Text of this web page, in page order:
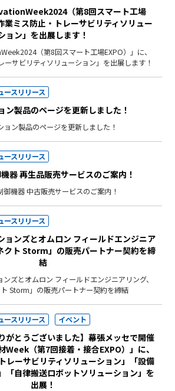
（第8回スマート工場
業ミス防止・トレーサビリティソリュー
ョン」を出展します！
（第8回スマート工場EXPO）」に、
ーサビリティソリューション」を出展します！
ースリリース
ン製品のページを更新しました！
ョン製品のページを更新しました！
ースリリース
器 再生品販売サービスのご案内！
御機器 中古販売サービスのご案内！
ースリリース
ョンズとオムロン フィールドエンジニア
クト Storm」の販売パートナー契約を締
結
ズとオムロン フィールドエンジニアリング、
ト Storm」の販売パートナー契約を締結
ースリリース イベント
がとうございました】幕張メッセで開催
Week（第7回接着・接合EXPO）」に、
レーサビリティソリューション」「設備
「自律搬送ロボットソリューション」を
出展！